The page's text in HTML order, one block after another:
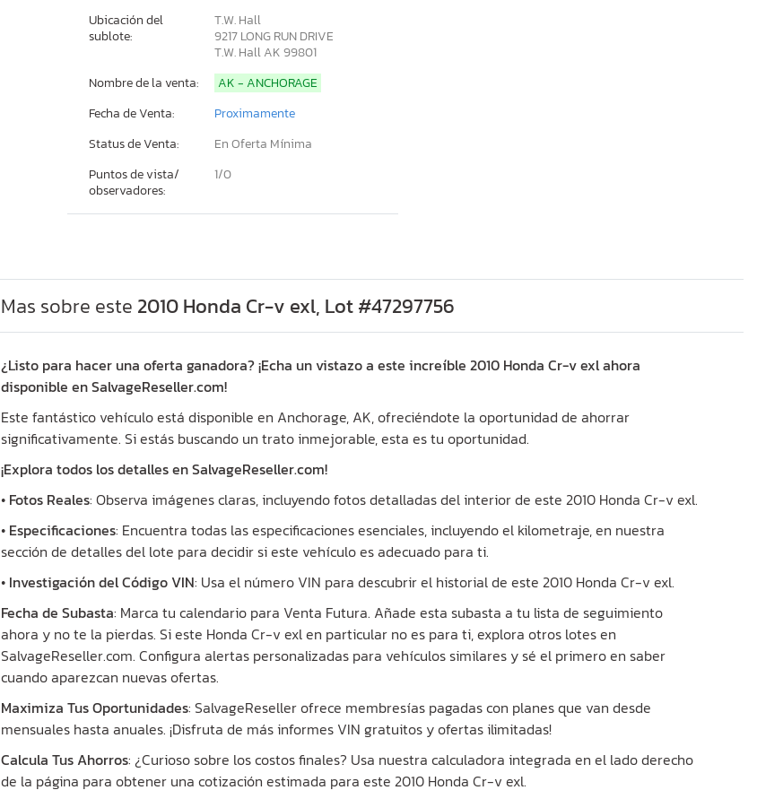
Ubicación del
sublote:
T.W. Hall
9217 LONG RUN DRIVE
T.W. Hall AK 99801
Nombre de la venta:
AK - ANCHORAGE
Fecha de Venta:
Proximamente
Status de Venta:
En Oferta Mínima
Puntos de vista/
observadores:
1/0
Mas sobre este 2010 Honda Cr-v exl, Lot #47297756
¿Listo para hacer una oferta ganadora? ¡Echa un vistazo a este increíble 2010 Honda Cr-v exl ahora
disponible en SalvageReseller.com!
Este fantástico vehículo está disponible en Anchorage, AK, ofreciéndote la oportunidad de ahorrar
significativamente. Si estás buscando un trato inmejorable, esta es tu oportunidad.
¡Explora todos los detalles en SalvageReseller.com!
• Fotos Reales: Observa imágenes claras, incluyendo fotos detalladas del interior de este 2010 Honda Cr-v exl.
• Especificaciones: Encuentra todas las especificaciones esenciales, incluyendo el kilometraje, en nuestra
sección de detalles del lote para decidir si este vehículo es adecuado para ti.
• Investigación del Código VIN: Usa el número VIN para descubrir el historial de este 2010 Honda Cr-v exl.
Fecha de Subasta: Marca tu calendario para Venta Futura. Añade esta subasta a tu lista de seguimiento
ahora y no te la pierdas. Si este Honda Cr-v exl en particular no es para ti, explora otros lotes en
SalvageReseller.com. Configura alertas personalizadas para vehículos similares y sé el primero en saber
cuando aparezcan nuevas ofertas.
Maximiza Tus Oportunidades: SalvageReseller ofrece membresías pagadas con planes que van desde
mensuales hasta anuales. ¡Disfruta de más informes VIN gratuitos y ofertas ilimitadas!
Calcula Tus Ahorros: ¿Curioso sobre los costos finales? Usa nuestra calculadora integrada en el lado derecho
de la página para obtener una cotización estimada para este 2010 Honda Cr-v exl.